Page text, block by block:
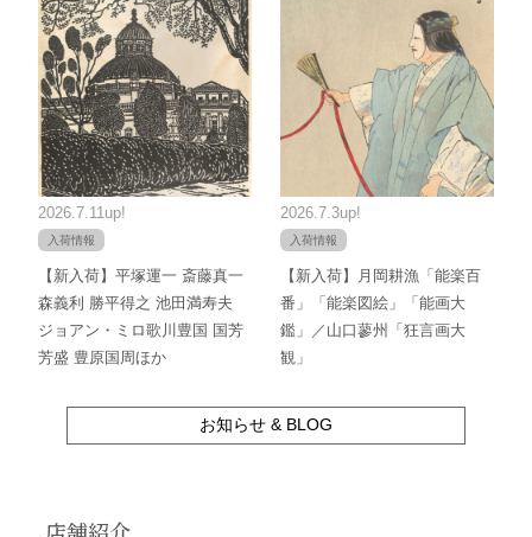
2026.7.11up!
入荷情報
【新入荷】平塚運一 斎藤真一
森義利 勝平得之 池田満寿夫
ジョアン・ミロ歌川豊国 国芳
芳盛 豊原国周ほか
2026.7.3up!
入荷情報
【新入荷】月岡耕漁「能楽百
番」「能楽図絵」「能画大
鑑」／山口蓼州「狂言画大
観」
お知らせ & BLOG
店舗紹介